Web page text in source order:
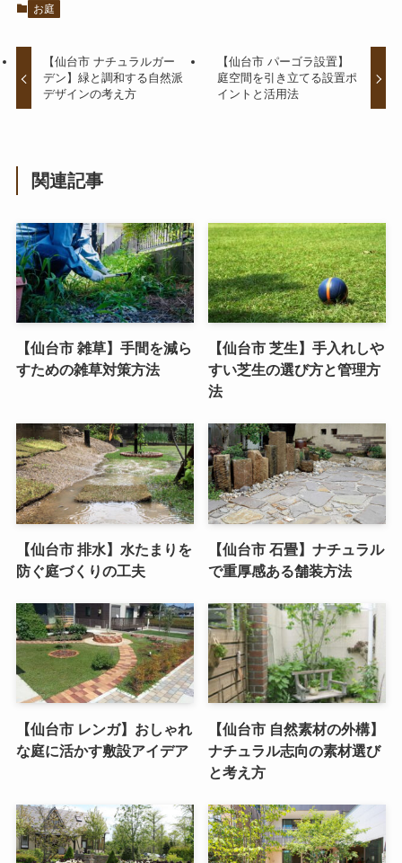
お庭
【仙台市 ナチュラルガー
デン】緑と調和する自然派
デザインの考え方
【仙台市 パーゴラ設置】
庭空間を引き立てる設置ポ
イントと活用法
関連記事
【仙台市 雑草】手間を減ら
すための雑草対策方法
【仙台市 芝生】手入れしや
すい芝生の選び方と管理方
法
【仙台市 排水】水たまりを
防ぐ庭づくりの工夫
【仙台市 石畳】ナチュラル
で重厚感ある舗装方法
【仙台市 レンガ】おしゃれ
な庭に活かす敷設アイデア
【仙台市 自然素材の外構】
ナチュラル志向の素材選び
と考え方